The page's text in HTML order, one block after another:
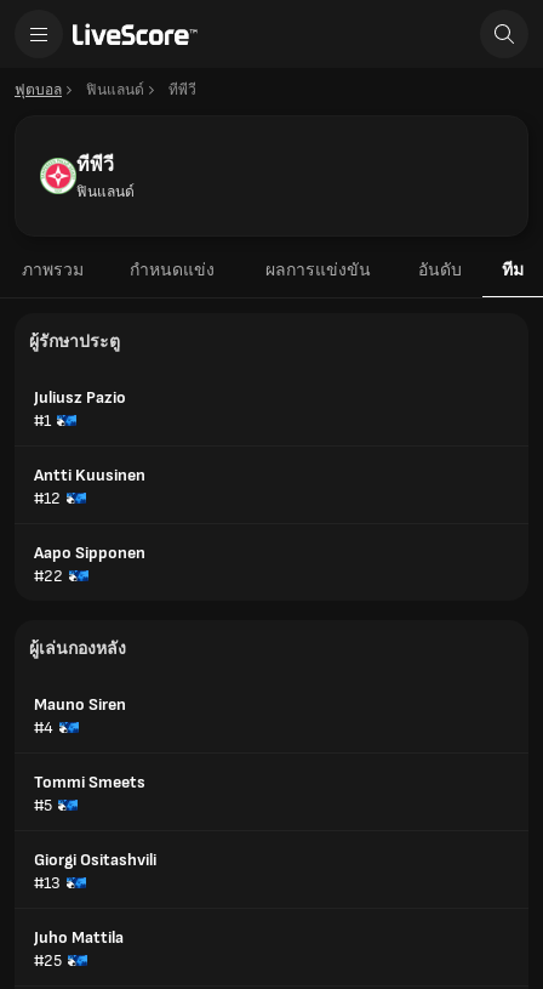
ฟุตบอล ฟินแลนด์ ทีพีวี
ทีพีวี
ฟินแลนด์
ภาพรวม กำหนดแข่ง ผลการแข่งขัน อันดับ ทีม
ผู้รักษาประตู
Juliusz Pazio
#1
Antti Kuusinen
#12
Aapo Sipponen
#22
ผู้เล่นกองหลัง
Mauno Siren
#4
Tommi Smeets
#5
Giorgi Ositashvili
#13
Juho Mattila
#25